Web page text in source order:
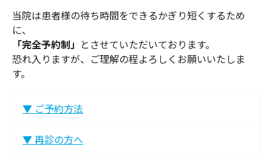
当院は患者様の待ち時間をできるかぎり短くするため
に、
「完全予約制」 とさせていただいております。
恐れ入りますが、ご理解の程よろしくお願いいたしま
す。
▼ ご予約方法
▼ 再診の方へ